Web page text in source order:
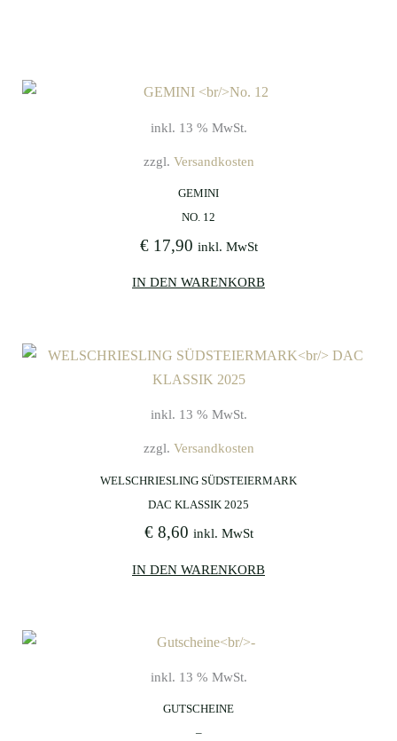
inkl. 13 % MwSt.
zzgl. Versandkosten
GEMINI
NO. 12
€17,90 inkl. MwSt
IN DEN WARENKORB
inkl. 13 % MwSt.
zzgl. Versandkosten
WELSCHRIESLING SÜDSTEIERMARK
DAC KLASSIK 2025
€8,60 inkl. MwSt
IN DEN WARENKORB
inkl. 13 % MwSt.
GUTSCHEINE
–